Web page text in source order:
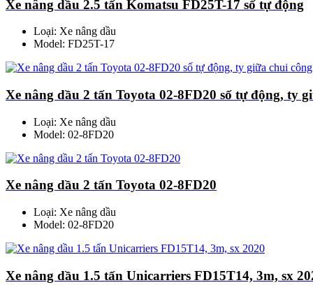
Xe nâng dầu 2.5 tấn Komatsu FD25T-17 số tự động
Loại: Xe nâng dầu
Model: FD25T-17
Xe nâng dầu 2 tấn Toyota 02-8FD20 số tự động, ty
Loại: Xe nâng dầu
Model: 02-8FD20
Xe nâng dầu 2 tấn Toyota 02-8FD20
Loại: Xe nâng dầu
Model: 02-8FD20
Xe nâng dầu 1.5 tấn Unicarriers FD15T14, 3m, sx